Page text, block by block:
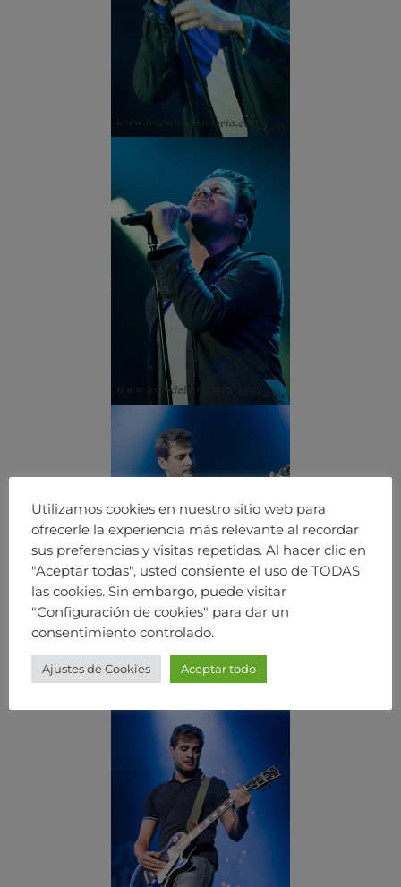
Utilizamos cookies en nuestro sitio web para
ofrecerle la experiencia más relevante al recordar
sus preferencias y visitas repetidas. Al hacer clic en
"Aceptar todas", usted consiente el uso de TODAS
las cookies. Sin embargo, puede visitar
"Configuración de cookies" para dar un
consentimiento controlado.
Ajustes de Cookies Aceptar todo